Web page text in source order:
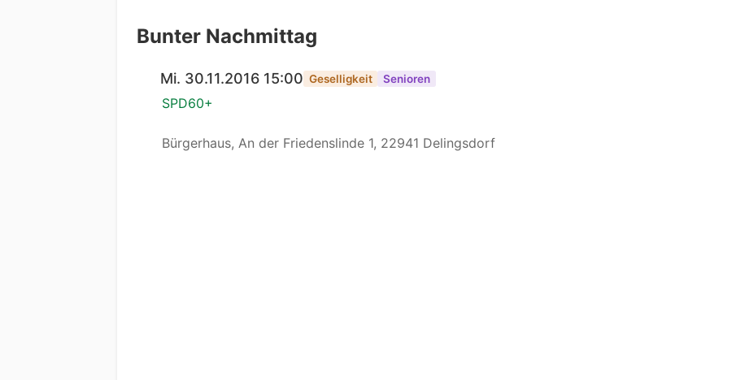
Bunter Nachmittag
Mi. 30.11.2016 15:00 Geselligkeit Senioren
SPD60+
Bürgerhaus, An der Friedenslinde 1, 22941 Delingsdorf